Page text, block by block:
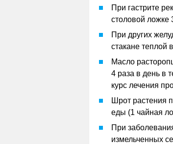
При гастрите
столовой ложке
При других
стакане теплой
Масло
4 раза в день в
курс лечения
Шрот растения
еды (1 чайная
При
измельченных